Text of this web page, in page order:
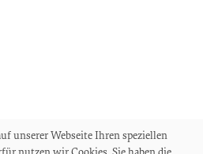
unserer Webseite Ihren speziellen